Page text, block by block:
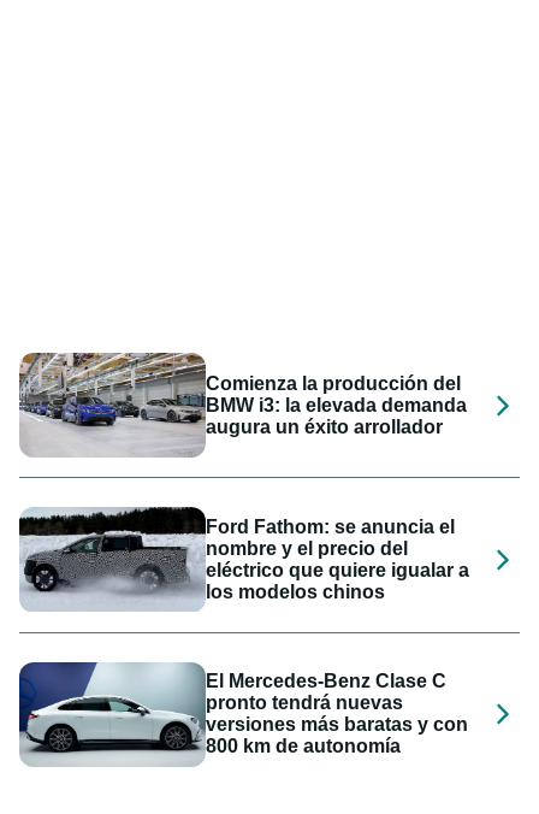
Comienza la producción del
BMW i3: la elevada demanda
augura un éxito arrollador
Ford Fathom: se anuncia el
nombre y el precio del
eléctrico que quiere igualar a
los modelos chinos
El Mercedes-Benz Clase C
pronto tendrá nuevas
versiones más baratas y con
800 km de autonomía